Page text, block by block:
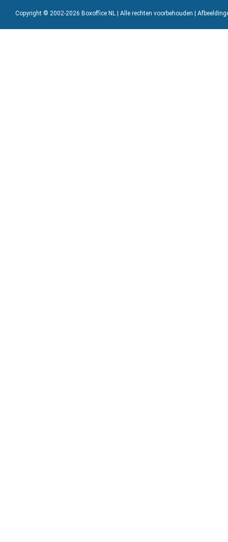
Copyright © 2002-2026 Boxoffice NL | Alle rechten voorbehouden |